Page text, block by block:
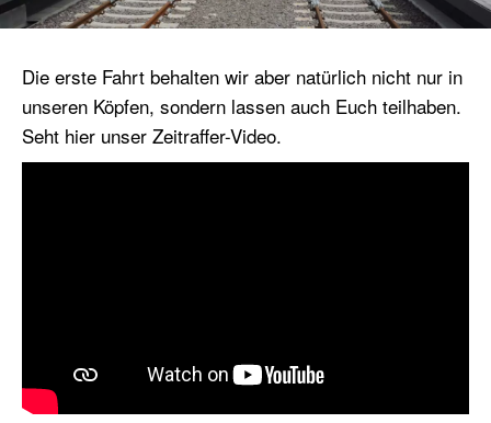
Die erste Fahrt behalten wir aber natürlich nicht nur in
unseren Köpfen, sondern lassen auch Euch teilhaben.
Seht hier unser Zeitraffer-Video.